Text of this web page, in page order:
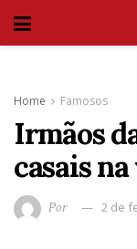
Home Famosos
Irmãos
casais
Por 2 de